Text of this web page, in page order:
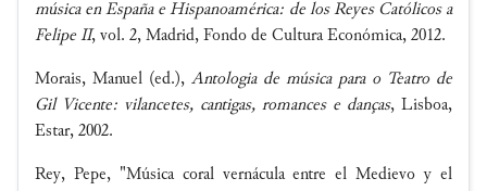
música en España e Hispanoamérica: de los Reyes Católicos a
Felipe II, vol. 2, Madrid, Fondo de Cultura Económica, 2012.
Morais, Manuel (ed.), Antologia de música para o Teatro de
Gil Vicente: vilancetes, cantigas, romances e danças, Lisboa,
Estar, 2002.
Rey, Pepe, "Música coral vernácula entre el Medievo y el